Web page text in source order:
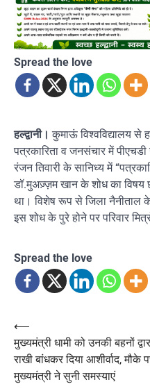
Spread the love
हल्द्वानी।कुमाऊं विश्वविद्यालय से
पत्रकारिता व जनसंचार में पीएचडी
रंजन तिवारी के सानिध्य में
डॉ.मुअज़्ज़म खान के शोध का विषय
था। विशेष रूप से जिला नैनीताल
इस शोध के पुरे होने पर परिवार
Spread the love
Post
navigation
⟵
मुख्यमंत्री धामी को उनकी बहनों
राखी बांधकर दिया आशीर्वाद, मौके
मुख्यमंत्री ने सुनी समस्याएं